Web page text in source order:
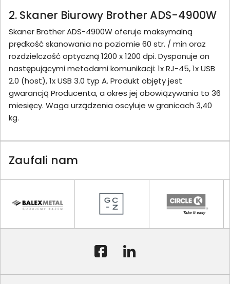
2. Skaner Biurowy Brother ADS-4900W
Skaner Brother ADS-4900W oferuje maksymalną
prędkość skanowania na poziomie 60 str. / min oraz
rozdzielczość optyczną 1200 x 1200 dpi. Dysponuje on
następującymi metodami komunikacji: 1x RJ-45, 1x USB
2.0 (host), 1x USB 3.0 typ A. Produkt objęty jest
gwarancją Producenta, a okres jej obowiązywania to 36
miesięcy. Waga urządzenia oscyluje w granicach 3,40
kg.
Zaufali nam